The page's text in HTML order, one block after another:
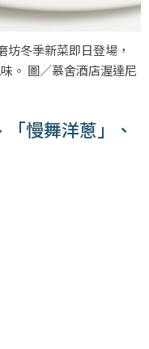
冬季新菜即日登場，
。 圖／慕舍酒店渥達尼
慢舞洋蔥」、